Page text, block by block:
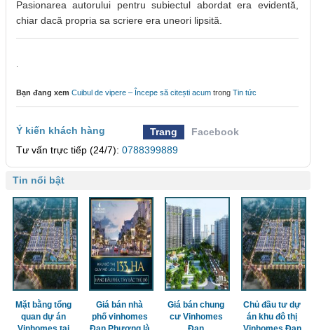
Pasionarea autorului pentru subiectul abordat era evidentă,
chiar dacă propria sa scriere era uneori lipsită.
Bạn đang xem Cuibul de vipere – Începe să citești acum trong Tin tức
Ý kiến khách hàng Trang
Facebook
Tư vấn trực tiếp (24/7): 0788399889
Tin nổi bật
Mặt bằng tổng
quan dự án
Giá bán nhà
phố vinhomes
Giá bán chung
cư Vinhomes
Chủ đầu tư dự
án khu đô thị